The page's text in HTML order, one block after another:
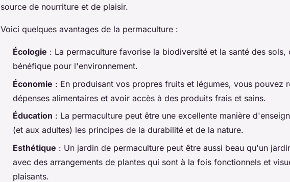
source de nourriture et de plaisir.
Voici quelques avantages de la permaculture :
Écologie : La permaculture favorise la biodiversité et la santé des sols,
bénéfique pour l'environnement.
Économie : En produisant vos propres fruits et légumes, vous pouvez
dépenses alimentaires et avoir accès à des produits frais et sains.
Éducation : La permaculture peut être une excellente manière
(et aux adultes) les principes de la durabilité et de la nature.
Esthétique : Un jardin de permaculture peut être aussi beau qu'un
avec des arrangements de plantes qui sont à la fois fonctionnels et
plaisants.